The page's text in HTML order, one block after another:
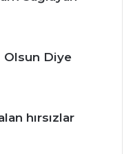
Olsun Diye
hırsızlar